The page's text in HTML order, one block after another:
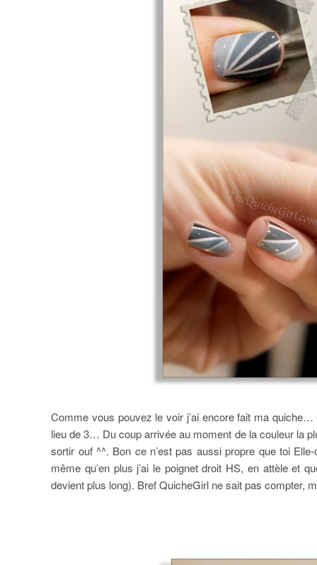
Comme vous pouvez le voir j’ai encore fait ma
lieu de 3… Du coup arrivée au moment de la couleur la
sortir ouf ^^. Bon ce n’est pas aussi propre que toi
même qu’en plus j’ai le poignet droit HS, en attèle et
devient plus long). Bref QuicheGirl ne sait pas compter,